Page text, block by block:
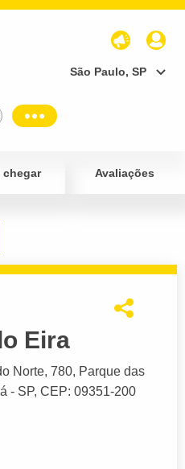
São Paulo, SP
chegar Avaliações
Eira
Norte, 780, Parque das
- SP, CEP: 09351-200